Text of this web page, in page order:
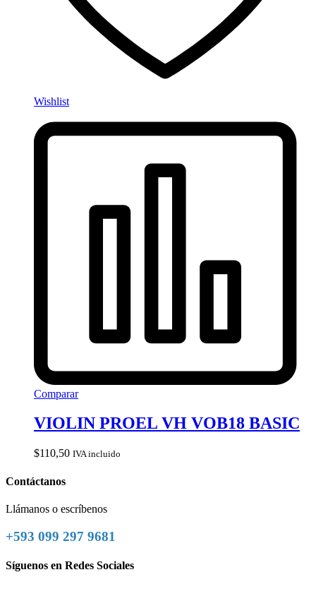
Wishlist
Comparar
VIOLIN PROEL VH VOB18 BASIC
$110,50 IVA incluido
Contáctanos
Llámanos o escríbenos
+593 099 297 9681
Síguenos en Redes Sociales